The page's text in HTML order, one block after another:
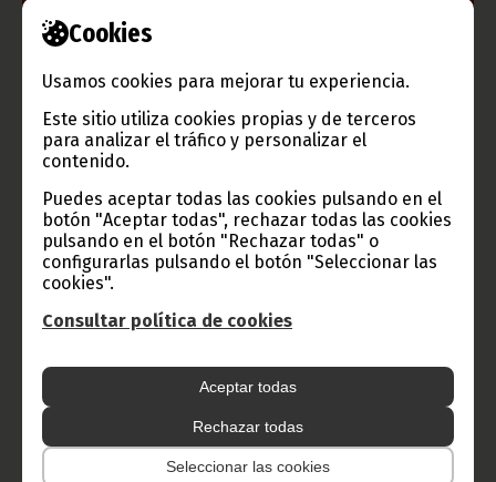
Cookies
Usamos cookies para mejorar tu experiencia.
Este sitio utiliza cookies propias y de terceros
para analizar el tráfico y personalizar el
contenido.
Puedes aceptar todas las cookies pulsando en el
botón "Aceptar todas", rechazar todas las cookies
pulsando en el botón "Rechazar todas" o
configurarlas pulsando el botón "Seleccionar las
cookies".
Consultar política de cookies
Aceptar todas
Rechazar todas
Seleccionar las cookies
Información de Guinea Ecuatorial
TVGE
Radio Nacional de Guinea
Ecuatorial
Haz click aquí para escuchar ahora
CATEGORÍAS